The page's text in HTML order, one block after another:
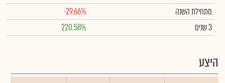
מתחילת השנה
-29.66%
3 שנים
220.58%
היצע